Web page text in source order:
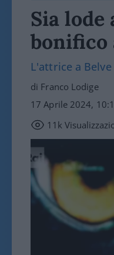
Sia
bonifico
L'attrice a
di Franco Lodige
17 Aprile 2024,
11k